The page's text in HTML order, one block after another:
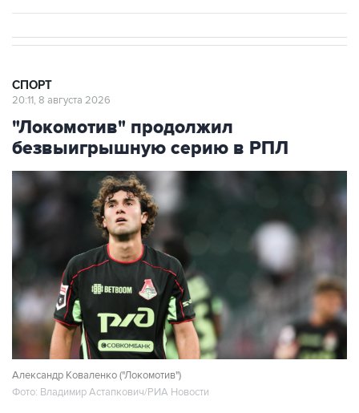
СПОРТ
20:11, 8 августа 2026
"Локомотив" продолжил
безвыигрышную серию в РПЛ
Александр Коваленко ("Локомотив")
Фото: Владимир Астапкович/РИА Новости